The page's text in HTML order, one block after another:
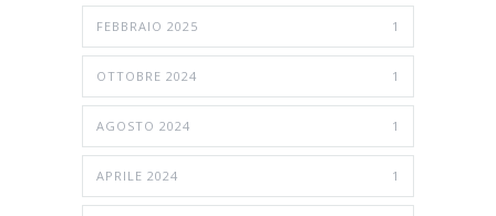
FEBBRAIO 2025 1
OTTOBRE 2024 1
AGOSTO 2024 1
APRILE 2024 1